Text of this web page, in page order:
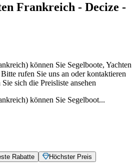
Frankreich - Decize -
können Sie Segelboote, Yachten
rufen Sie uns an oder kontaktieren
Sie sich die Preisliste ansehen
können Sie Segelboot...
Rabatte Höchster Preis